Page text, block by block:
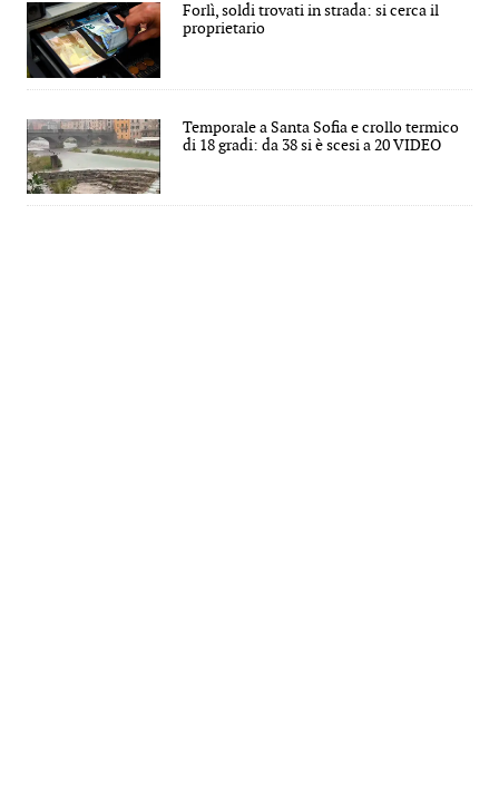
Forlì, soldi trovati in strada: si cerca il
proprietario
Temporale a Santa Sofia e crollo termico
di 18 gradi: da 38 si è scesi a 20 VIDEO